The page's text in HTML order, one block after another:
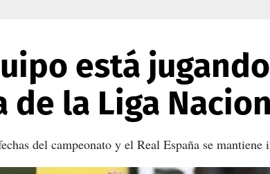
está
de la Liga
del campeonato y el Real España se